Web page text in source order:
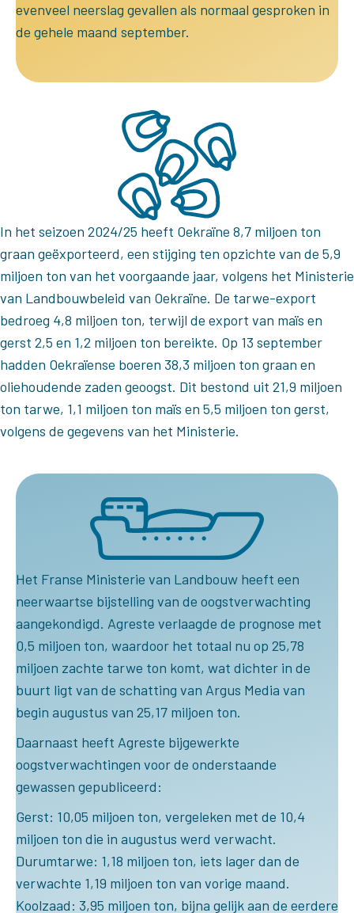
evenveel neerslag gevallen als normaal gesproken in
de gehele maand september.
In het seizoen 2024/25 heeft Oekraïne 8,7 miljoen ton
graan geëxporteerd, een stijging ten opzichte van de 5,9
miljoen ton van het voorgaande jaar, volgens het Ministerie
van Landbouwbeleid van Oekraïne. De tarwe-export
bedroeg 4,8 miljoen ton, terwijl de export van maïs en
gerst 2,5 en 1,2 miljoen ton bereikte. Op 13 september
hadden Oekraïense boeren 38,3 miljoen ton graan en
oliehoudende zaden geoogst. Dit bestond uit 21,9 miljoen
ton tarwe, 1,1 miljoen ton maïs en 5,5 miljoen ton gerst,
volgens de gegevens van het Ministerie.
Het Franse Ministerie van Landbouw heeft een
neerwaartse bijstelling van de oogstverwachting
aangekondigd. Agreste verlaagde de prognose met
0,5 miljoen ton, waardoor het totaal nu op 25,78
miljoen zachte tarwe ton komt, wat dichter in de
buurt ligt van de schatting van Argus Media van
begin augustus van 25,17 miljoen ton.
Daarnaast heeft Agreste bijgewerkte
oogstverwachtingen voor de onderstaande
gewassen gepubliceerd:
Gerst: 10,05 miljoen ton, vergeleken met de 10,4
miljoen ton die in augustus werd verwacht.
Durumtarwe: 1,18 miljoen ton, iets lager dan de
verwachte 1,19 miljoen ton van vorige maand.
Koolzaad: 3,95 miljoen ton, bijna gelijk aan de eerdere